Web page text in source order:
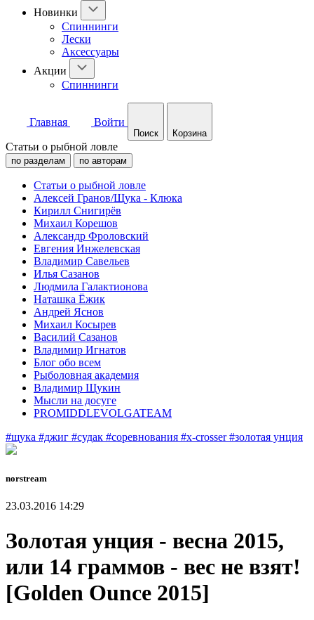
Новинки
Спиннинги
Лески
Аксессуары
Акции
Спиннинги
Главная Войти
Поиск Корзина
Статьи о рыбной ловле
по разделам по авторам
Статьи о рыбной ловле
Алексей Гранов/Щука - Клюка
Кирилл Снигирёв
Михаил Корешов
Александр Фроловский
Евгения Инжелевская
Владимир Савельев
Илья Сазанов
Людмила Галактионова
Наташка Ёжик
Андрей Яснов
Михаил Косырев
Василий Сазанов
Владимир Игнатов
Блог обо всем
Рыболовная академия
Владимир Щукин
Мысли на досуге
PROMIDDLEVOLGATEAM
#щука #джиг #судак #соревнования #x-crosser#золотая унция
norstream
23.03.2016 14:29
Золотая унция - весна 2015,
или 14 граммов - вес не взят!
[Golden Ounce 2015]